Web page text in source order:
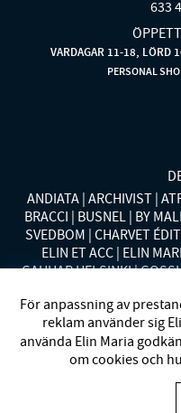
633
VARDAGAR 11-18, LÖRD
PERSONAL
ANDIATA ARCHIVIST
BRACCI BUSNEL BY
SVEDBOM CHARVET
ELIN ET ACC ELIN
GAUHAR HELSINKI
MISSONI HOME MONO
MRS HOSIERY
LAUREN RENÉE
SIBIN LINNEBJERG
Elin
För anpassning av
reklam använder sig
använda Elin Maria
om cookies och